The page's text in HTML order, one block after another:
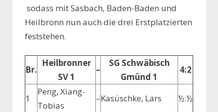
sodass mit Sasbach, Baden-Baden und
Heilbronn nun auch die drei Erstplatzierten
feststehen.
Br.
Heilbronner
SV 1
–
SG Schwäbisch
Gmünd 1
4:2
1
Peng, Xiang-
Tobias
–Kasüschke, Lars ½:½